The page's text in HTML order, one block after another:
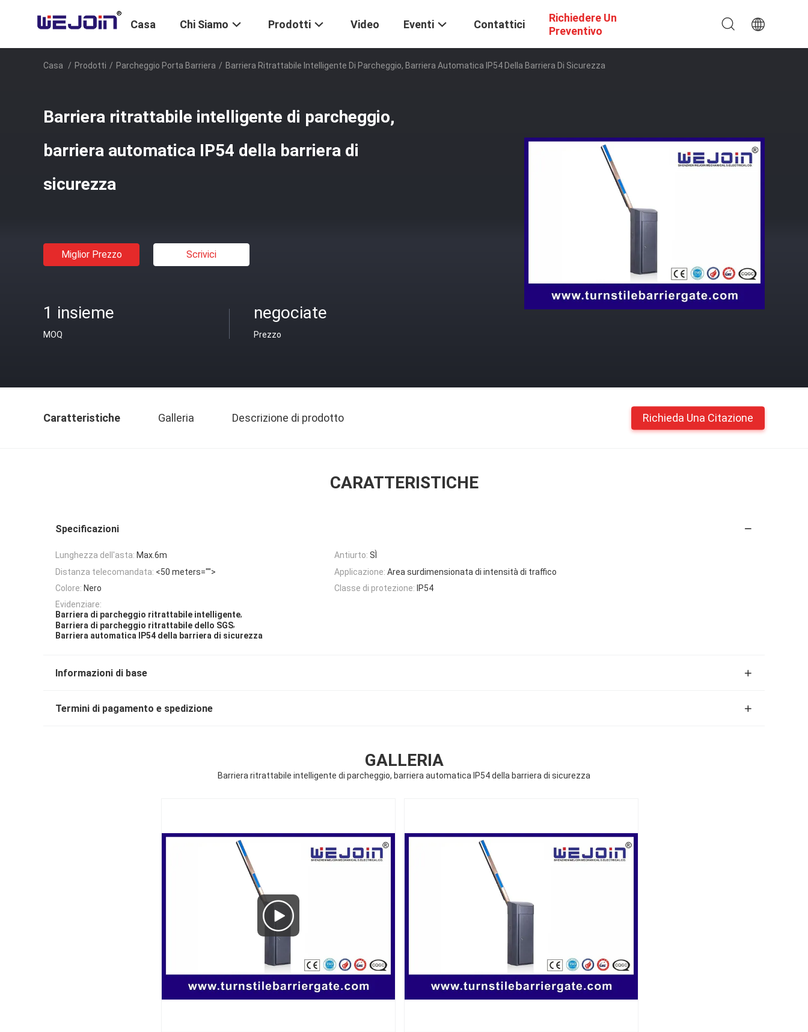
Casa Chi Siamo Prodotti Video Eventi Contattici
Richiedere Un
Preventivo
Casa / Prodotti / Parcheggio Porta Barriera / Barriera Ritrattabile Intelligente Di Parcheggio, Barriera Automatica IP54 Della Barriera Di Sicurezza
Barriera ritrattabile intelligente di parcheggio,
barriera automatica IP54 della barriera di
sicurezza
Miglior Prezzo Scrivici
1 insieme
MOQ
negociate
Prezzo
Caratteristiche Galleria Descrizione di prodotto Richieda Una Citazione
CARATTERISTICHE
Specificazioni
Lunghezza dell'asta: Max.6m Antiurto: SÌ
Distanza telecomandata: <50 meters=""> Applicazione: Area surdimensionata di intensità di traffico
Colore: Nero Classe di protezione: IP54
Evidenziare:
Barriera di parcheggio ritrattabile intelligente,
Barriera di parcheggio ritrattabile dello SGS,
Barriera automatica IP54 della barriera di sicurezza
Informazioni di base
Termini di pagamento e spedizione
GALLERIA
Barriera ritrattabile intelligente di parcheggio, barriera automatica IP54 della barriera di sicurezza